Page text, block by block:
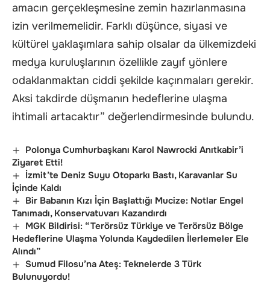
amacın gerçekleşmesine zemin hazırlanmasına
izin verilmemelidir. Farklı düşünce, siyasi ve
kültürel yaklaşımlara sahip olsalar da ülkemizdeki
medya kuruluşlarının özellikle zayıf yönlere
odaklanmaktan ciddi şekilde kaçınmaları gerekir.
Aksi takdirde düşmanın hedeflerine ulaşma
ihtimali artacaktır” değerlendirmesinde bulundu.
Polonya Cumhurbaşkanı Karol Nawrocki Anıtkabir’i
Ziyaret Etti!
İzmit’te Deniz Suyu Otoparkı Bastı, Karavanlar Su
İçinde Kaldı
Bir Babanın Kızı İçin Başlattığı Mucize: Notlar Engel
Tanımadı, Konservatuvarı Kazandırdı
MGK Bildirisi: “Terörsüz Türkiye ve Terörsüz Bölge
Hedeflerine Ulaşma Yolunda Kaydedilen İlerlemeler Ele
Alındı”
Sumud Filosu’na Ateş: Teknelerde 3 Türk
Bulunuyordu!